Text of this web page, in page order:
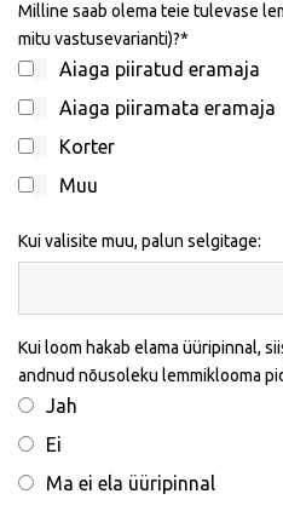
Milline saab olema teie tulevase
mitu vastusevarianti)?
Aiaga piiratud eramaja
Aiaga piiramata eramaja
Korter
Muu
Kui valisite muu, palun selgitage:
Kui loom hakab elama üüripinnal,
andnud nõusoleku lemmiklooma
Jah
Ei
Ma ei ela üüripinnal